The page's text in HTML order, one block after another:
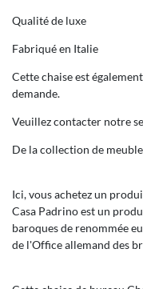
Qualité de luxe
Fabriqué en Italie
Cette chaise est
demande.
Veuillez contacter notre
De la collection de
Ici, vous achetez un
Casa Padrino est un
baroques de renommée
de l'Office allemand des